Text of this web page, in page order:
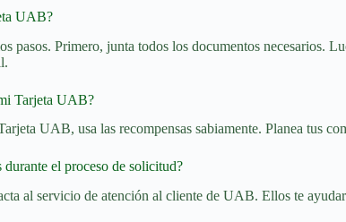
UAB?
pasos. Primero, junta todos los documentos necesarios.
Tarjeta UAB?
UAB, usa las recompensas sabiamente. Planea tus
el proceso de solicitud?
al servicio de atención al cliente de UAB. Ellos te